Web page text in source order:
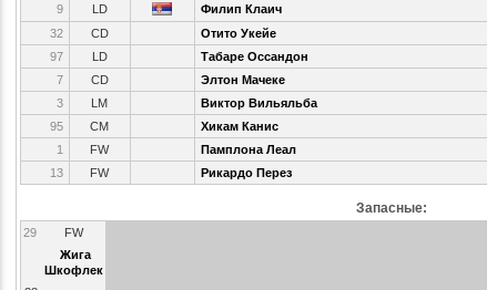
9
LD
Филип Клаич
32
CD
Отито Укейе
97
LD
Табаре Оссандон
7
CD
Элтон Мачеке
3
LM
Виктор Вильяльба
95
CM
Хикам Канис
1
FW
Памплона Леал
13
FW Рикардо Перез
Запасные:
29
FW
Жига
Шкофлек